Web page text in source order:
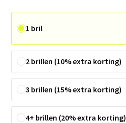
1 bril
2 brillen (10% extra korting)
3 brillen (15% extra korting)
4+ brillen (20% extra korting)